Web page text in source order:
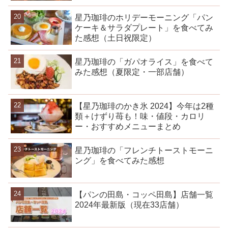
星乃珈琲のホリデーモーニング「パン
ケーキ＆サラダプレート」を食べてみ
た感想（土日祝限定）
星乃珈琲の「ガパオライス」を食べて
みた感想（夏限定・一部店舗）
【星乃珈琲のかき氷 2024】今年は2種
類＋けずり苺も！味・値段・カロリ
ー・おすすめメニューまとめ
星乃珈琲の「フレンチトーストモーニ
ング」を食べてみた感想
【パンの田島・コッペ田島】店舗一覧
2024年最新版（現在33店舗）